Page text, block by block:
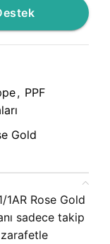
, PPF
Gold
Rose Gold
sadece takip
zarafetle